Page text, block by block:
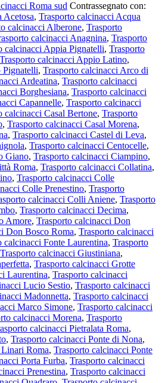
Roma sud Contrassegnato con:
Acetosa, Trasporto calcinacci Acqua
calcinacci Alberone, Trasporto
calcinacci Anagnina, Trasporto
calcinacci Appia Pignatelli, Trasporto
Trasporto calcinacci Appio Latino,
Pignatelli, Trasporto calcinacci Arco di
Ardeatina, Trasporto calcinacci
Borghesiana, Trasporto calcinacci
Capannelle, Trasporto calcinacci
calcinacci Casal Bertone, Trasporto
, Trasporto calcinacci Casal Morena,
, Trasporto calcinacci Castel di Leva,
, Trasporto calcinacci Centocelle,
Giano, Trasporto calcinacci Ciampino,
Roma, Trasporto calcinacci Collatina,
, Trasporto calcinacci Colle
Colle Prenestino, Trasporto
calcinacci Colli Aniene, Trasporto
, Trasporto calcinacci Decima,
Amore, Trasporto calcinacci Don
Don Bosco Roma, Trasporto calcinacci
calcinacci Fonte Laurentina, Trasporto
Trasporto calcinacci Giustiniana,
, Trasporto calcinacci Grotte
Laurentina, Trasporto calcinacci
Lucio Sestio, Trasporto calcinacci
Madonnetta, Trasporto calcinacci
Marco Simone, Trasporto calcinacci
calcinacci Morena, Trasporto
calcinacci Pietralata Roma,
, Trasporto calcinacci Ponte di Nona,
Linari Roma, Trasporto calcinacci Ponte
Porta Furba, Trasporto calcinacci
Prenestina, Trasporto calcinacci